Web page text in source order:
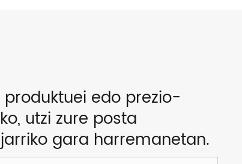
edo prezio-
utzi zure posta
gara harremanetan.